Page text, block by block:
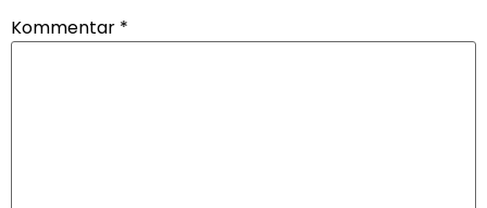
Kommentar *